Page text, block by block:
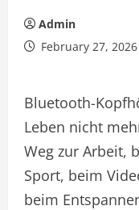
Admin
February 27, 2026
Bluetooth-
Leben nicht
Weg zur Arbeit,
Sport, beim
beim